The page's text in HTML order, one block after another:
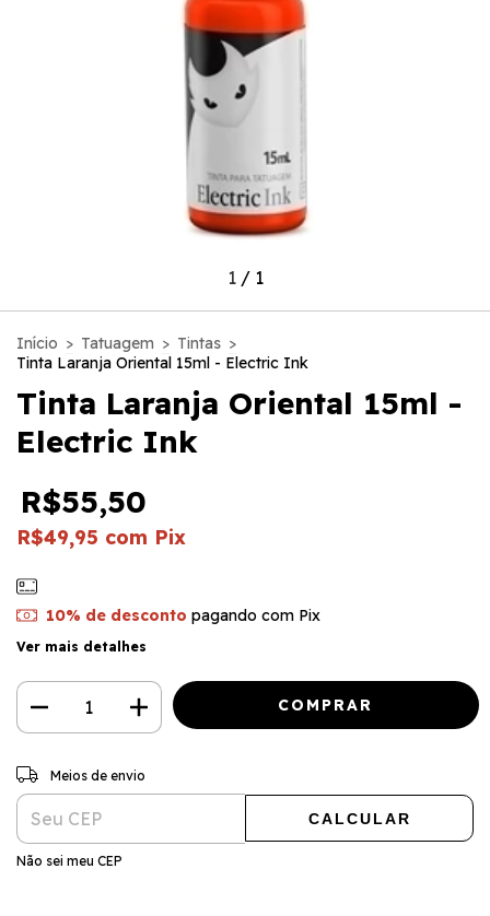
1/ 1
Início > Tatuagem > Tintas >
Tinta Laranja Oriental 15ml - Electric Ink
Tinta Laranja Oriental 15ml -
Electric Ink
R$55,50
R$49,95 com Pix
10% de desconto pagando com Pix
Ver mais detalhes
Entregas para o CEP:
Meios de envio
CALCULAR
Não sei meu CEP